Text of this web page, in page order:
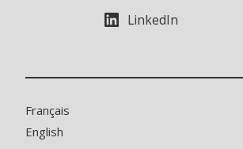
LinkedIn
Français
English